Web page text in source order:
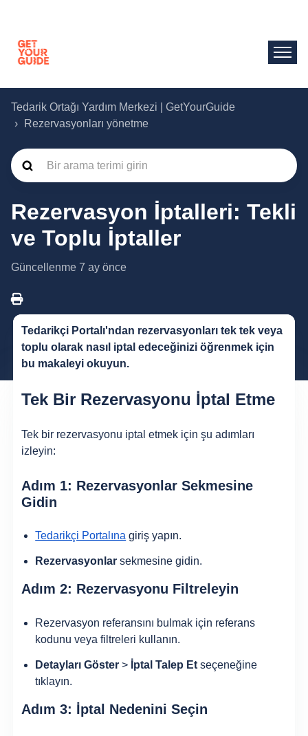
Tedarik Ortağı Yardım Merkezi | GetYourGuide
Rezervasyonları yönetme
Rezervasyon İptalleri: Tekli
ve Toplu İptaller
Güncellenme 7 ay önce
Tedarikçi Portalı'ndan rezervasyonları tek tek veya
toplu olarak nasıl iptal edeceğinizi öğrenmek için
bu makaleyi okuyun.
Tek Bir Rezervasyonu İptal Etme
Tek bir rezervasyonu iptal etmek için şu adımları
izleyin:
Adım 1: Rezervasyonlar Sekmesine
Gidin
Tedarikçi Portalına giriş yapın.
Rezervasyonlar sekmesine gidin.
Adım 2: Rezervasyonu Filtreleyin
Rezervasyon referansını bulmak için referans
kodunu veya filtreleri kullanın.
Detayları Göster > İptal Talep Et seçeneğine
tıklayın.
Adım 3: İptal Nedenini Seçin